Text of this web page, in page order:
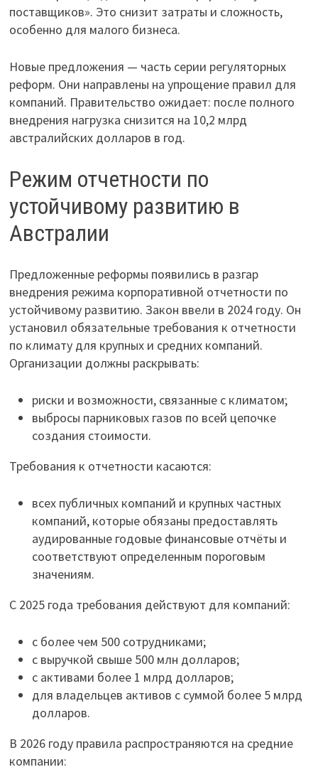
поставщиков». Это снизит затраты и сложность,
особенно для малого бизнеса.
Новые предложения — часть серии регуляторных
реформ. Они направлены на упрощение правил для
компаний. Правительство ожидает: после полного
внедрения нагрузка снизится на 10,2 млрд
австралийских долларов в год.
Режим отчетности по
устойчивому развитию в
Австралии
Предложенные реформы появились в разгар
внедрения режима корпоративной отчетности по
устойчивому развитию. Закон ввели в 2024 году. Он
установил обязательные требования к отчетности
по климату для крупных и средних компаний.
Организации должны раскрывать:
риски и возможности, связанные с климатом;
выбросы парниковых газов по всей цепочке
создания стоимости.
Требования к отчетности касаются:
всех публичных компаний и крупных частных
компаний, которые обязаны предоставлять
аудированные годовые финансовые отчёты и
соответствуют определенным пороговым
значениям.
С 2025 года требования действуют для компаний:
с более чем 500 сотрудниками;
с выручкой свыше 500 млн долларов;
с активами более 1 млрд долларов;
для владельцев активов с суммой более 5 млрд
долларов.
В 2026 году правила распространяются на средние
компании: